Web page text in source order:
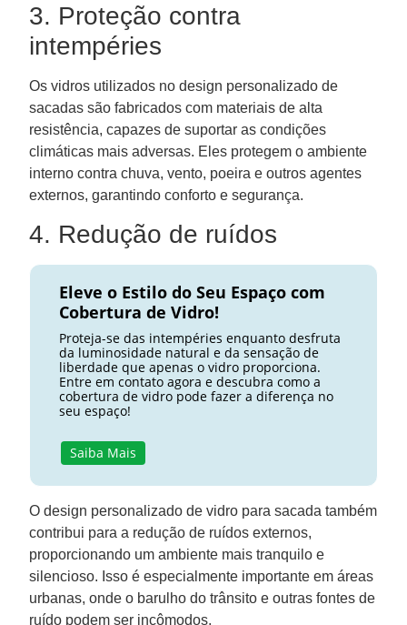
3. Proteção contra
intempéries
Os vidros utilizados no design personalizado de
sacadas são fabricados com materiais de alta
resistência, capazes de suportar as condições
climáticas mais adversas. Eles protegem o ambiente
interno contra chuva, vento, poeira e outros agentes
externos, garantindo conforto e segurança.
4. Redução de ruídos
Eleve o Estilo do Seu Espaço com
Cobertura de Vidro!
Proteja-se das intempéries enquanto desfruta
da luminosidade natural e da sensação de
liberdade que apenas o vidro proporciona.
Entre em contato agora e descubra como a
cobertura de vidro pode fazer a diferença no
seu espaço!
Saiba Mais
O design personalizado de vidro para sacada também
contribui para a redução de ruídos externos,
proporcionando um ambiente mais tranquilo e
silencioso. Isso é especialmente importante em áreas
urbanas, onde o barulho do trânsito e outras fontes de
ruído podem ser incômodos.